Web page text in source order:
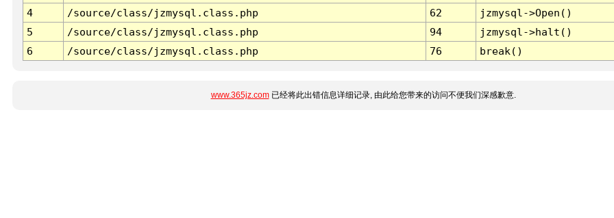
4
/source/class/jzmysql.class.php 62
jzmysql->Open()
5
/source/class/jzmysql.class.php 94
jzmysql->halt()
6
/source/class/jzmysql.class.php 76 break()
www.365jz.com已经将此出错信息详细记录, 由此给您带来的访问不便我们深感歉意.